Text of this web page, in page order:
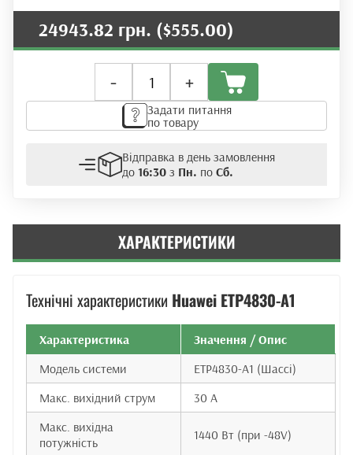
24943.82 грн. ($555.00)
-
живлення
Huawei
ETP4830-
A1
+
Задати питання
по товару
Відправка в день замовлення
до 16:30з Пн. по Сб.
ХАРАКТЕРИСТИКИ
Технічні характеристики Huawei ETP4830-A1
Характеристика
Значення / Опис
Модель системи
ETP4830-A1 (Шассі)
Макс. вихідний струм
30 А
Макс. вихідна
потужність
1440 Вт (при -48V)